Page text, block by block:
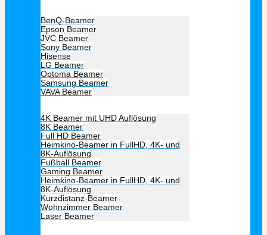
BenQ-Beamer
Epson Beamer
JVC Beamer
Sony Beamer
Hisense
LG Beamer
Optoma Beamer
Samsung Beamer
VAVA Beamer
4K Beamer mit UHD Auflösung
8K Beamer
Full HD Beamer
Heimkino-Beamer in FullHD, 4K- und
8K-Auflösung
Fußball Beamer
Gaming Beamer
Heimkino-Beamer in FullHD, 4K- und
8K-Auflösung
Kurzdistanz-Beamer
Wohnzimmer Beamer
Laser Beamer